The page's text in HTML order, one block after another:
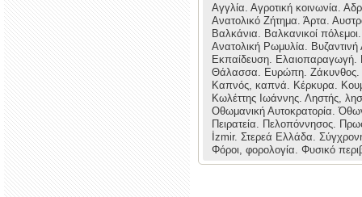
Αγγλία. Αγροτική κοινωνία.
Ανατολικό Ζήτημα. Άρτα.
Βαλκάνια. Βαλκανικοί
Ανατολική Ρωμυλία.
Εκπαίδευση. Ελαιοπαραγωγή.
Θάλασσα. Ευρώπη. Ζάκυνθος.
Καπνός, καπνά. Κέρκυρα.
Κωλέττης Ιωάννης. Ληστής,
Οθωμανική Αυτοκρατορία.
Πειρατεία. Πελοπόννησος.
İzmir. Στερεά Ελλάδα.
Φόροι, φορολογία. Φυσικό